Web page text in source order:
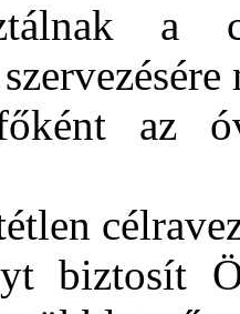
a
az
biztosít